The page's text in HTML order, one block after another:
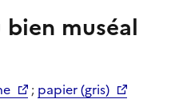
muséal
; papier (gris)